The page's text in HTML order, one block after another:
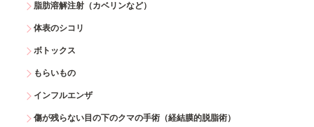
脂肪溶解注射（カベリンなど）
体表のシコリ
ボトックス
もらいもの
インフルエンザ
傷が残らない目の下のクマの手術（経結膜的脱脂術）